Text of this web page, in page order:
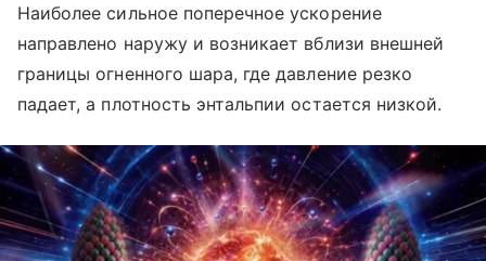
Наиболее сильное поперечное ускорение
направлено наружу и возникает вблизи внешней
границы огненного шара, где давление резко
падает, а плотность энтальпии остается низкой.